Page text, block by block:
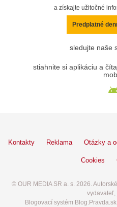
a získajte užitočné
Predplatné
sledujte naše
stiahnite si aplikáciu a
Kontakty Reklama Otázky a
Cookies
© OUR MEDIA SR a. s. 2026.
vydavateľ,
Blogovací systém